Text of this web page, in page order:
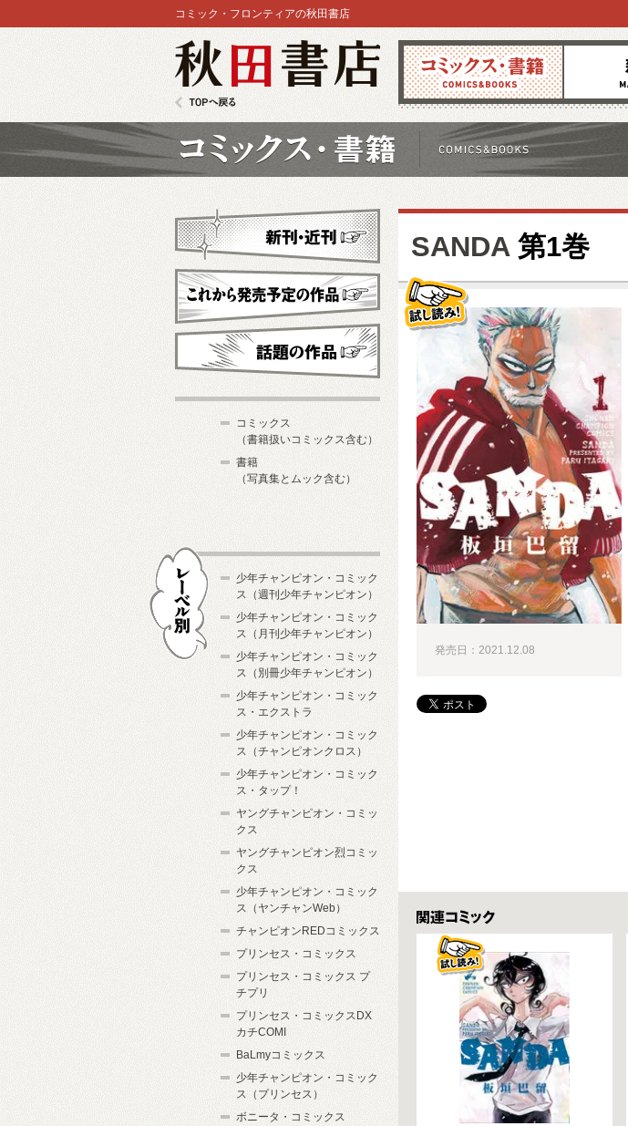
コミックス 雑誌
コミック・フロンティアの秋田書店
SANDA第1巻
発売日：2021.12.08
関連コミックス
新刊・近刊
これから発売予定
コミックス
（書籍扱いコミックス含む）
書籍
（写真集とムック含む）
少年チャンピオン・コミック
ス（週刊少年チャンピオン）
少年チャンピオン・コミック
ス（月刊少年チャンピオン）
少年チャンピオン・コミック
ス（別冊少年チャンピオン）
少年チャンピオン・コミック
ス・エクストラ
少年チャンピオン・コミック
ス（チャンピオンクロス）
少年チャンピオン・コミック
ス・タップ！
ヤングチャンピオン・コミッ
クス
ヤングチャンピオン烈コミッ
クス
少年チャンピオン・コミック
ス（ヤンチャンWeb）
チャンピオンREDコミックス
プリンセス・コミックス
プリンセス・コミックス プ
チプリ
プリンセス・コミックスDX
カチCOMI
BaLmyコミックス
少年チャンピオン・コミック
ス（プリンセス）
ボニータ・コミックス